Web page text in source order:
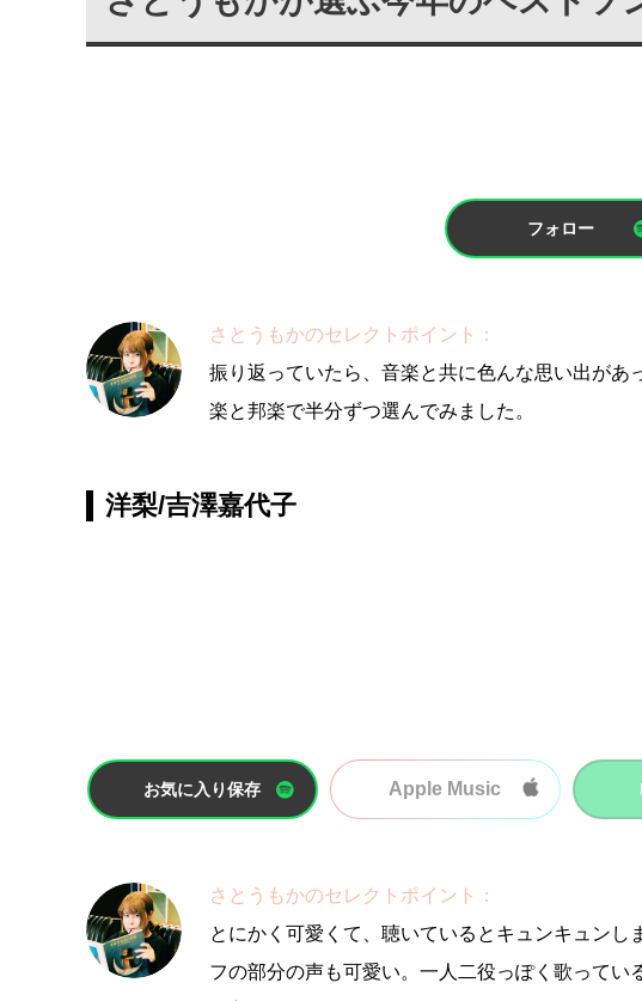
フォロー
さとうもかのセレクトポイント：
振り返っていたら、音楽と共に色んな思い出が
楽と邦楽で半分ずつ選んでみました。
洋梨/吉澤嘉代子
お気に入り保存 Apple Music
さとうもかのセレクトポイント：
とにかく可愛くて、聴いているとキュンキュンし
フの部分の声も可愛い。一人二役っぽく歌って